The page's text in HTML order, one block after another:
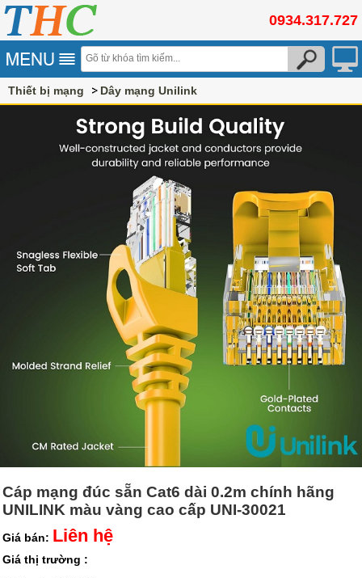
0934.317.727
Thiết bị mạng Dây mạng Unilink
Cáp mạng đúc sẵn Cat6 dài 0.2m chính hãng
UNILINK màu vàng cao cấp UNI-30021
Giá bán: Liên hệ
Giá thị trường :